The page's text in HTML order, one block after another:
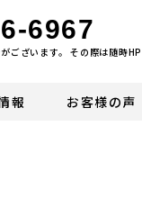
6967
ございます。 その際は随時
報 お客様の声